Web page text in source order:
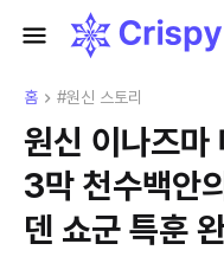
홈 #원신 스토리
원신 이나즈마
3막 천수백안
덴 쇼군 특훈